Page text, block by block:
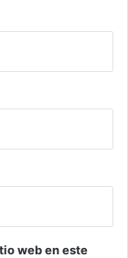
web en este